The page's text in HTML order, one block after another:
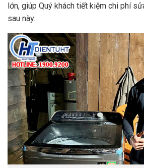
lớn, giúp Quý khách tiết kiệm chi phí
sau này.